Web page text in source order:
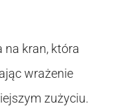
na kran, która
wrażenie
zużyciu.